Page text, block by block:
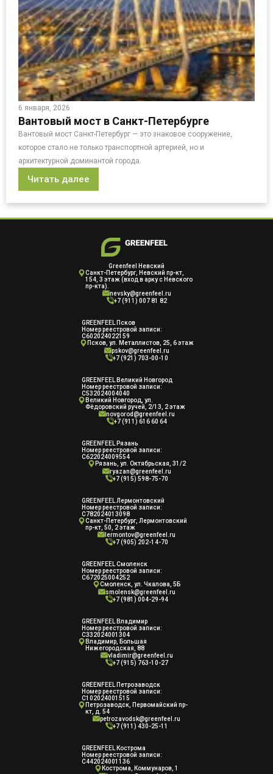
6 января, 2026
Вантовый мост в Санкт-Петербурге
Вантовый мост Санкт-Петербург — это знаковое сооружение,
которое стало не только транспортной артерией, но и
архитектурной доминантой города.
Читать далее
Greenfeel Невский
Cанкт-Петербург, Невский пр-кт,
154, 3 этаж (вход в арку с Невского
пр-кта).
nevsky@greenfeel.ru
+7 (911) 007 81 82
GREENFEEL Псков
Номер реестровой записи:
С602024022159
Псков, ул. Металлистов, 25, 6 этаж
pskov@greenfeel.ru
+7 (921) 703-00-10
GREENFEEL Великий Новгород
Номер реестровой записи:
С532024004040
Великий Новгород, ул.
Фёдоровский ручей, 2/13, 2 этаж
novgorod@greenfeel.ru
+7 (911) 616 60 64
GREENFEEL Рязань
Номер реестровой записи:
С622024009554
Рязань, ул. Октябрьская, 31/2
ryazan@greenfeel.ru
+7 (915) 598-75-70
GREENFEEL Лермонтовский
Номер реестровой записи:
С782024013098
Санкт-Петербург, Лермонтовский
пр-кт, 50, 2 этаж
lermontov@greenfeel.ru
+7 (905) 202-14-70
GREENFEEL Смоленск
Номер реестровой записи:
С672025004252
Смоленск, ул. Чкалова, 5Б
smolensk@greenfeel.ru
+7 (981) 004-29-94
GREENFEEL Владимир
Номер реестровой записи:
С332024001304
Владимир, Большая
Нижегородская, 88
vladimir@greenfeel.ru
+7 (915) 763-10-27
GREENFEEL Петрозаводск
Номер реестровой записи:
С102024001515
Петрозаводск, Первомайский пр-
кт, д. 54
petrozavodsk@greenfeel.ru
+7 (911) 430-25-11
GREENFEEL Кострома
Номер реестровой записи:
С442024001136
Кострома, Коммунаров, 1